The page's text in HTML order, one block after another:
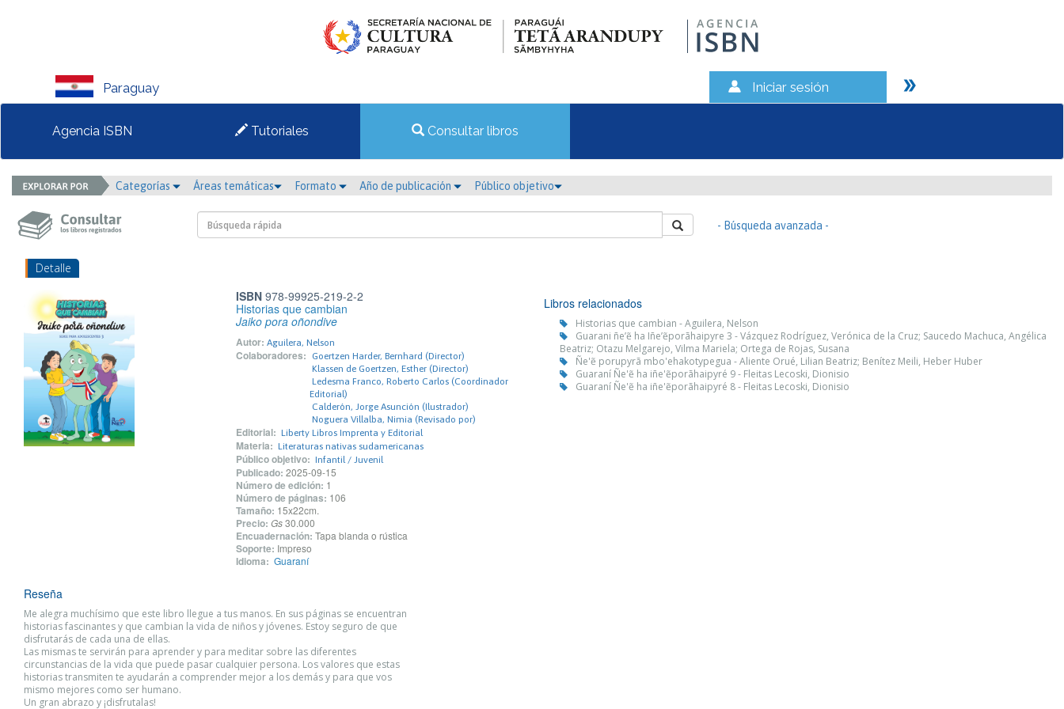
Paraguay Iniciar sesión
Agencia ISBN Tutoriales Consultar libros
Categorías Áreas temáticas Formato Año de publicación Público objetivo
- Búsqueda avanzada -
Detalle
ISBN978-99925-219-2-2
Historias que cambian
Jaiko pora oñondive
Autor: Aguilera, Nelson
Colaboradores:
Goertzen Harder, Bernhard (Director)
Klassen de Goertzen, Esther (Director)
Ledesma Franco, Roberto Carlos (Coordinador
Editorial)
Calderón, Jorge Asunción (Ilustrador)
Noguera Villalba, Nimia (Revisado por)
Editorial: Liberty Libros Imprenta y Editorial
Materia: Literaturas nativas sudamericanas
Público objetivo: Infantil / Juvenil
Publicado: 2025-09-15
Número de edición: 1
Número de páginas: 106
Tamaño: 15x22cm.
Precio: Gs30.000
Encuadernación: Tapa blanda o rústica
Soporte: Impreso
Idioma: Guaraní
Libros relacionados
Historias que cambian - Aguilera, Nelson
Guarani ñe’ẽ ha Iñe’ẽporãhaipyre 3 - Vázquez Rodríguez, Verónica de la Cruz; Saucedo Machuca, Angélica
Beatriz; Otazu Melgarejo, Vilma Mariela; Ortega de Rojas, Susana
Ñe'ẽ porupyrã mbo'ehakotypegua - Aliente Orué, Lilian Beatriz; Benítez Meili, Heber Huber
Guaraní Ñe'ẽ ha iñe'ẽporãhaipyré 9 - Fleitas Lecoski, Dionisio
Guaraní Ñe'ẽ ha iñe'ẽporãhaipyré 8 - Fleitas Lecoski, Dionisio
Reseña
Me alegra muchísimo que este libro llegue a tus manos. En sus páginas se encuentran
historias fascinantes y que cambian la vida de niños y jóvenes. Estoy seguro de que
disfruta­rás de cada una de ellas.
Las mismas te servirán para aprender y para meditar sobre las diferentes
circunstancias de la vida que puede pasar cualquier persona. Los valores que estas
historias transmiten te ayu­darán a comprender mejor a los demás y para que vos
mismo mejores como ser humano.
Un gran abrazo y ¡disfrutalas!